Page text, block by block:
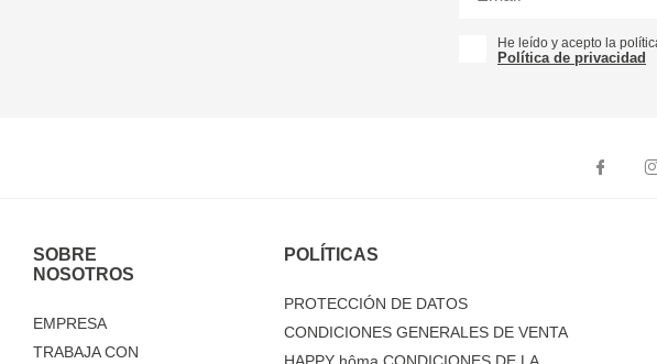
He leído y acepto la
Política de privacidad
SOBRE
NOSOTROS
EMPRESA
TRABAJA CON
POLÍTICAS
PROTECCIÓN DE DATOS
CONDICIONES GENERALES DE VENTA